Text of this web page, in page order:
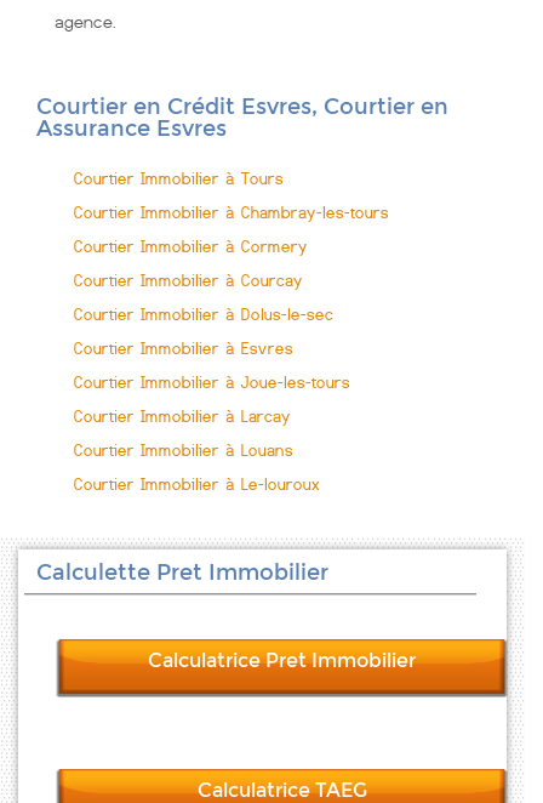
agence.
Courtier en Crédit Esvres, Courtier en
Assurance Esvres
Courtier Immobilier à Tours
Courtier Immobilier à Chambray-les-tours
Courtier Immobilier à Cormery
Courtier Immobilier à Courcay
Courtier Immobilier à Dolus-le-sec
Courtier Immobilier à Esvres
Courtier Immobilier à Joue-les-tours
Courtier Immobilier à Larcay
Courtier Immobilier à Louans
Courtier Immobilier à Le-louroux
Calculette Pret Immobilier
Calculatrice Pret Immobilier
Calculatrice TAEG